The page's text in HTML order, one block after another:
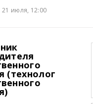
июля, 12:00
(технолог